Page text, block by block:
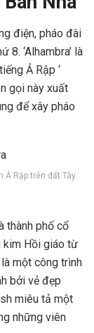
điện, pháo đài
‘Alhambra’ là
Ả Rập ‘
gọi này xuất
để xây pháo
Ả Rập trên đất Tây
thành phố cổ
kim Hồi giáo từ
một công trình
bởi vẻ đẹp
miêu tả một
những viên